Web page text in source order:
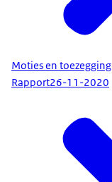
Moties en
Rapport26-11-2020